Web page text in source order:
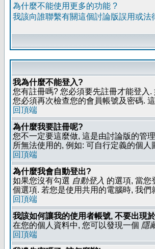
為什麼不能使用更多的功能 ?
我該向誰聯繫有關這個討論版誤用或法
我為什麼不能登入?
您有註冊嗎? 您必須要先註冊才能登入
您必須再次檢查您的會員帳號及密碼.
回頂端
為什麼我要註冊呢?
您不一定要這麼做, 這是由討論版的管
所無法使用的, 例如: 可自行定義的個
回頂端
為什麼我會自動登出?
如果您沒有勾選 自動登入 的選項, 當您
個選項. 若您是使用共用的電腦時, 我
回頂端
我該如何讓我的使用者帳號, 不要出現
在您的個人資料中, 您可以發現一個 隱
回頂端